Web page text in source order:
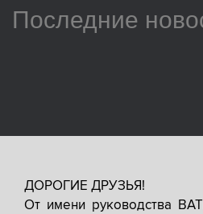
Последние
ДОРОГИЕ ДРУЗЬЯ!
От имени руководства